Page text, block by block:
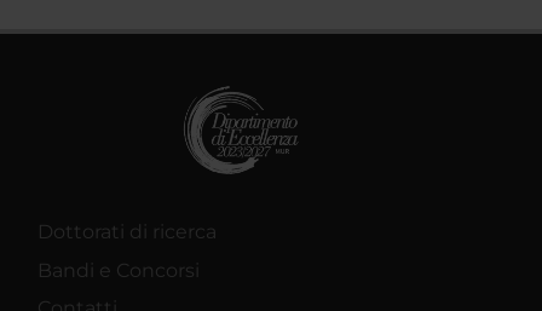
Dottorati di ricerca
Bandi e Concorsi